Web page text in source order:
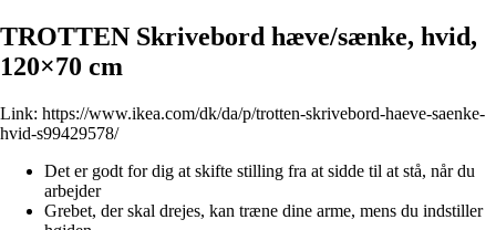
TROTTEN Skrivebord hæve/sænke, hvid,
120×70 cm
Link: https://www.ikea.com/dk/da/p/trotten-skrivebord-haeve-saenke-
hvid-s99429578/
Det er godt for dig at skifte stilling fra at sidde til at stå, når du
arbejder
Grebet, der skal drejes, kan træne dine arme, mens du indstiller